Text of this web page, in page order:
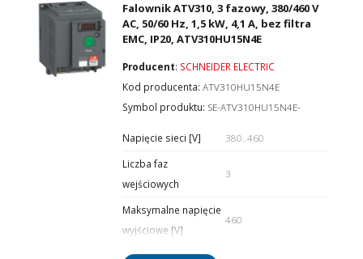
Falownik ATV310, 3 fazowy, 380/460 V
AC, 50/60 Hz, 1,5 kW, 4,1 A, bez filtra
EMC, IP20, ATV310HU15N4E
Producent: SCHNEIDER ELECTRIC
Kod producenta:ATV310HU15N4E
Symbol produktu: SE-ATV310HU15N4E-
Napięcie sieci [V]
380..460
Liczba faz
wejściowych
3
Maksymalne napięcie
wyjściowe [V]
460